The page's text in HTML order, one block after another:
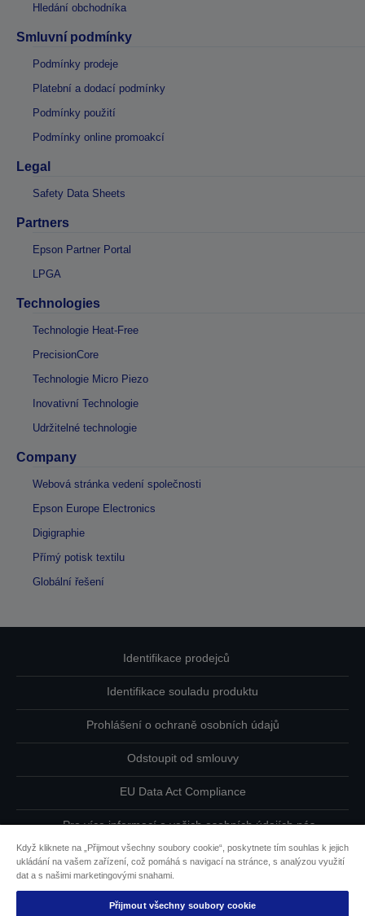
Hledání obchodníka
Smluvní podmínky
Podmínky prodeje
Platební a dodací podmínky
Podmínky použití
Podmínky online promoakcí
Legal
Safety Data Sheets
Partners
Epson Partner Portal
LPGA
Technologies
Technologie Heat-Free
PrecisionCore
Technologie Micro Piezo
Inovativní Technologie
Udržitelné technologie
Company
Webová stránka vedení společnosti
Epson Europe Electronics
Digigraphie
Přímý potisk textilu
Globální řešení
Identifikace prodejců
Identifikace souladu produktu
Prohlášení o ochraně osobních údajů
Odstoupit od smlouvy
EU Data Act Compliance
Pro více informací o vašich osobních údajích nás
Informace o souborech cookie
Závazek usnadnění přístupu společnosti Epson
Když kliknete na „Přijmout všechny soubory cookie“, poskytnete tím souhlas k jejich
ukládání na vašem zařízení, což pomáhá s navigací na stránce, s analýzou využití
dat a s našimi marketingovými snahami.
Přijmout všechny soubory cookie